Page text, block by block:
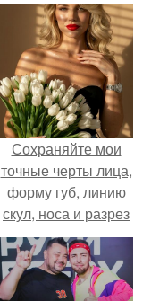
Сохраняйте мои
точные черты лица,
форму губ, линию
скул, носа и разрез
глаз.